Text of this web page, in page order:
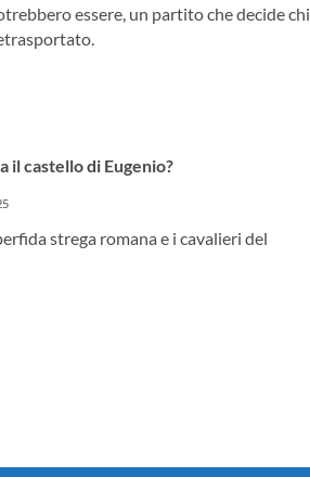
essere, un partito che decide chi
il castello di Eugenio?
strega romana e i cavalieri del